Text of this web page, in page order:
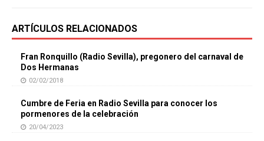
ARTÍCULOS RELACIONADOS
Fran Ronquillo (Radio Sevilla), pregonero del carnaval de
Dos Hermanas
02/02/2018
Cumbre de Feria en Radio Sevilla para conocer los
pormenores de la celebración
20/04/2023